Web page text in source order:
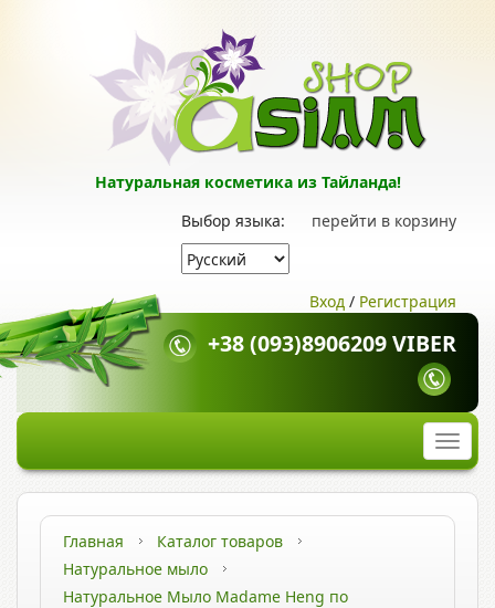
Натуральная косметика из Тайланда!
перейти в корзину
Выбор языка:
Вход / Регистрация
+38 (093)8906209 VIBER
Главная
Каталог товаров
Натуральное мыло
Натуральное Мыло Madame Heng по